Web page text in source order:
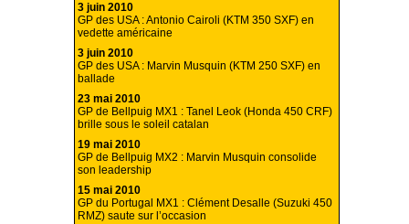
3 juin 2010
GP des USA : Antonio Cairoli (KTM 350 SXF) en
vedette américaine
3 juin 2010
GP des USA : Marvin Musquin (KTM 250 SXF) en
ballade
23 mai 2010
GP de Bellpuig MX1 : Tanel Leok (Honda 450 CRF)
brille sous le soleil catalan
19 mai 2010
GP de Bellpuig MX2 : Marvin Musquin consolide
son leadership
15 mai 2010
GP du Portugal MX1 : Clément Desalle (Suzuki 450
RMZ) saute sur l’occasion